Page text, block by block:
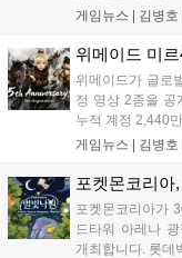
한국어를 공식 지
쇼핑몰에서 진행
게임뉴스 | 김병호
위메이드 미
위메이드가 글로
정 영상 2종을 공
누적 계정 2,440
는 감사의 의미
하겠다는 의지를
게임뉴스 | 김병호
포켓몬코리아
포켓몬코리아가
드타워 아레나
개최합니다. 롯데